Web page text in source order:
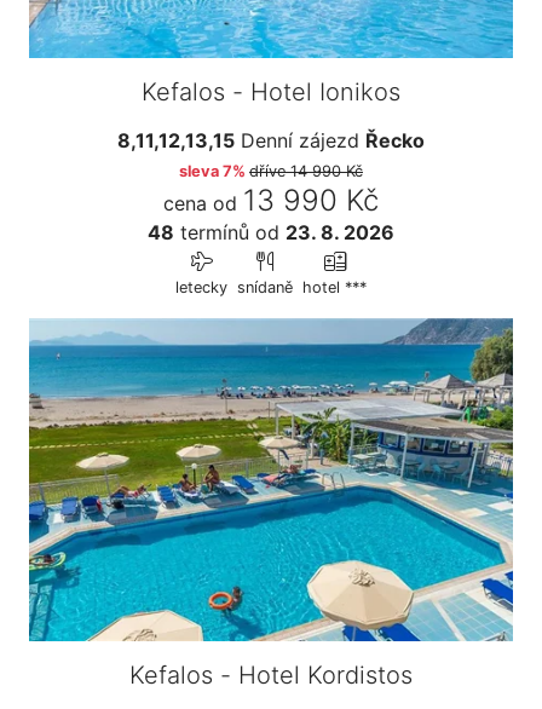
Kefalos - Hotel Ionikos
8,11,12,13,15 Denní zájezd Řecko
sleva 7% dříve14 990 Kč
cena od 13 990 Kč
48 termínů od 23. 8. 2026
letecky snídaně hotel ***
Kefalos - Hotel Kordistos